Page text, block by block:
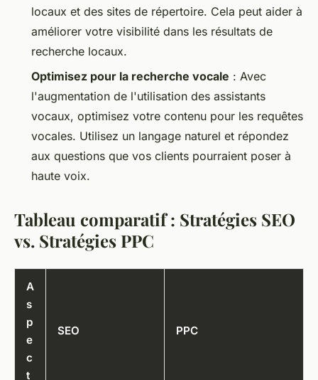
locaux et des sites de répertoire. Cela peut aider à
améliorer votre visibilité dans les résultats de
recherche locaux.
Optimisez pour la recherche vocale : Avec
l'augmentation de l'utilisation des assistants
vocaux, optimisez votre contenu pour les requêtes
vocales. Utilisez un langage naturel et répondez
aux questions que vos clients pourraient poser à
haute voix.
Tableau comparatif : Stratégies SEO
vs. Stratégies PPC
A
s
p
e
c
t
SEO PPC